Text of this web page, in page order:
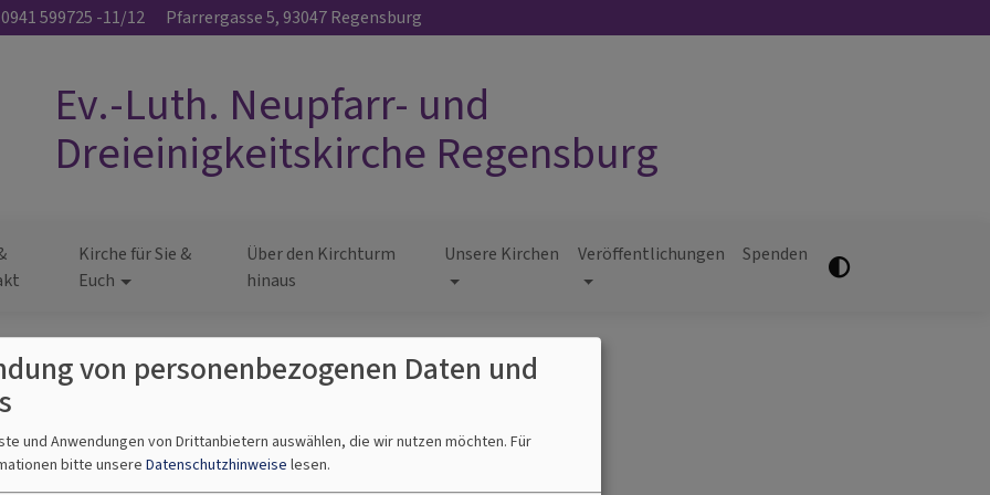
0941 599725 -11/12 Pfarrergasse 5, 93047 Regensburg
Ev.-Luth. Neupfarr- und
Dreieinigkeitskirche Regensburg
Kirche für Sie &
Euch
Über den Kirchturm
hinaus
Unsere Kirchen Veröffentlichungen Spenden
von personenbezogenen Daten und
und Anwendungen von Drittanbietern auswählen, die wir nutzen möchten. Für
bitte unsere Datenschutzhinweise lesen.